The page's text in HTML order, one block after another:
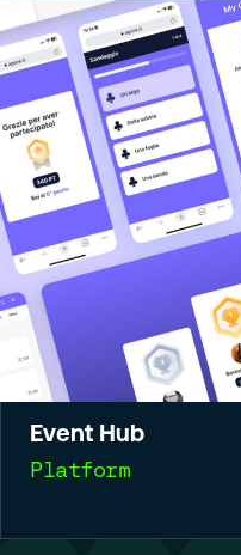
Event Hub
Platform